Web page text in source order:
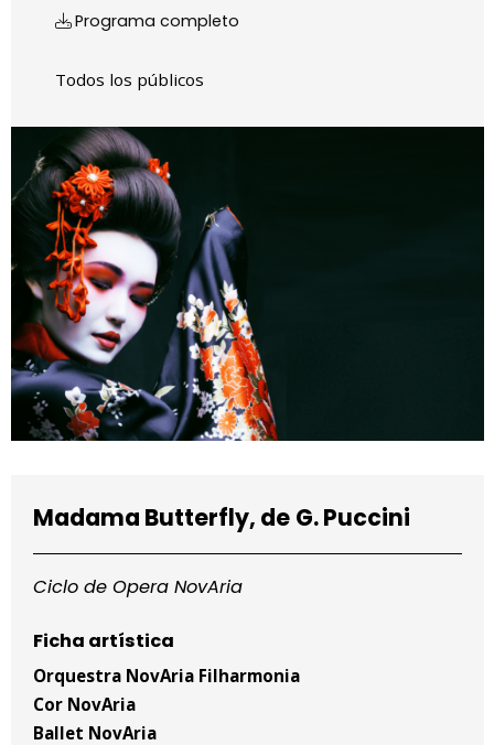
Programa completo
Todos los públicos
Madama Butterfly, de G. Puccini
Ciclo de Opera NovAria
Ficha artística
Orquestra NovAria Filharmonia
Cor NovAria
Ballet NovAria